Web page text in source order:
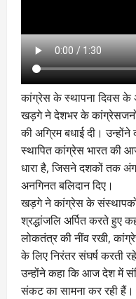
कांग्रेस के स्थापना दिवस के
खड़गे ने देशभर के कांग्रेसजनों
की अग्रिम बधाई दी।
स्थापित कांग्रेस भारत की
धारा है, जिसने दशकों तक
अनगिनत बलिदान दिए।
खड़गे ने कांग्रेस के संस्थापकों
श्रद्धांजलि अर्पित करते हुए
लोकतंत्र की नींव रखी,
के लिए निरंतर संघर्ष करती
उन्होंने कहा कि आज देश में
संकट का सामना कर रही